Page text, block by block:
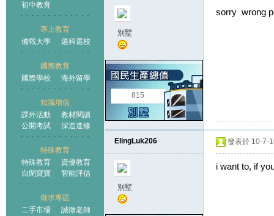
初中教育
專上教育
備戰大學
選科選校
國際教育
國際學校
海外留學
知識增值
課外活動
教材閱讀
公開考試
深造進修
特殊教育
特殊教育
資優教育
自閉寶寶
智能評估
徵求專區
二手市場
誠徵老師
別墅
815
sorry wrong
ElingLuk206
別墅
發表於 10-7-
i want to, if